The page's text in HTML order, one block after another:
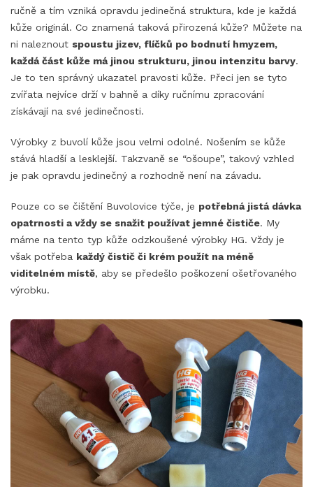
ručně a tím vzniká opravdu jedinečná struktura, kde je každá
kůže originál. Co znamená taková přirozená kůže? Můžete na
ni naleznout spoustu jizev, flíčků po bodnutí hmyzem,
každá část kůže má jinou strukturu, jinou intenzitu barvy.
Je to ten správný ukazatel pravosti kůže. Přeci jen se tyto
zvířata nejvíce drží v bahně a díky ručnímu zpracování
získávají na své jedinečnosti.
Výrobky z buvolí kůže jsou velmi odolné. Nošením se kůže
stává hladší a lesklejší. Takzvaně se “ošoupe”, takový vzhled
je pak opravdu jedinečný a rozhodně není na závadu.
Pouze co se čištění Buvolovice týče, je potřebná jistá dávka
opatrnosti a vždy se snažit používat jemné čističe. My
máme na tento typ kůže odzkoušené výrobky HG. Vždy je
však potřeba každý čistič či krém použít na méně
viditelném místě, aby se předešlo poškození ošetřovaného
výrobku.